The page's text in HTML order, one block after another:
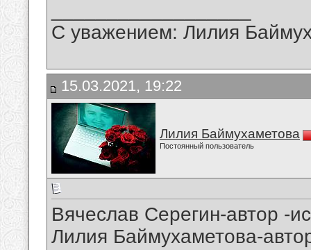
С уважением: Лилия
15.03.2021, 19:22
Лилия Баймухаметова
Постоянный пользователь
Вячеслав Серегин-автор -
Лилия Баймухаметова-